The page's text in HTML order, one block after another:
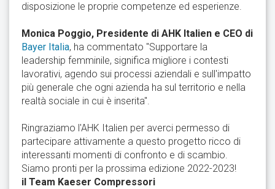
disposizione le proprie competenze ed esperienze.
Monica Poggio, Presidente di AHK Italien e CEO di
Bayer Italia, ha commentato "Supportare la
leadership femminile, significa migliore i contesti
lavorativi, agendo sui processi aziendali e sull'impatto
più generale che ogni azienda ha sul territorio e nella
realtà sociale in cui è inserita".
Ringraziamo l'AHK Italien per averci permesso di
partecipare attivamente a questo progetto ricco di
interessanti momenti di confronto e di scambio.
Siamo pronti per la prossima edizione 2022-2023!
il Team Kaeser Compressori